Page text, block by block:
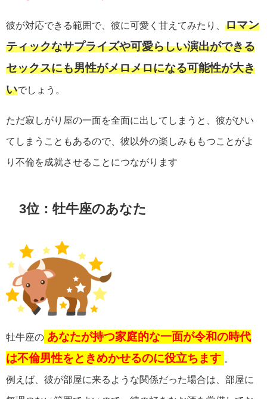
彼が対応できる範囲で、彼に可愛く甘えてみたり、 ロマン
ティックなサプライズや可愛らしい演出ができる
セックスにも男性がメロメロになる可能性が大き
いでしょう。
ただ寂しがり屋の一面を全面に出してしまうと、彼がひい
てしまうこともあるので、彼以外の楽しみももつことがよ
り不倫を成就させることにつながります
3位：牡牛座のあなた
牡牛座の あなたが持つ家庭的な一面が令和の時代
は不倫男性をときめかせるのに役立ちます
例えば、彼が部屋に来るような関係だった場合は、部屋に